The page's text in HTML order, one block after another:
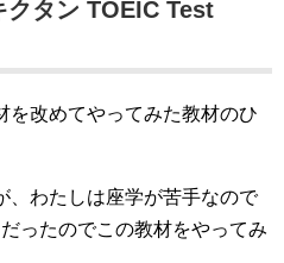
クタン TOEIC Test
を改めてやってみた教材のひ
、わたしは座学が苦手なので
ったのでこの教材をやってみ